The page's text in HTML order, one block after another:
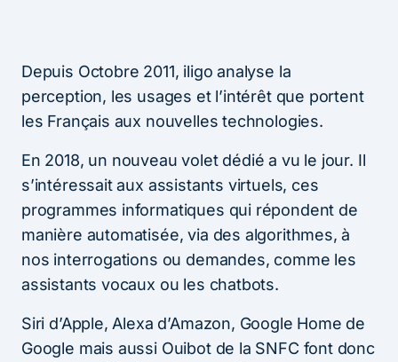
Depuis Octobre 2011, iligo analyse la
perception, les usages et l’intérêt que portent
les Français aux nouvelles technologies.
En 2018, un nouveau volet dédié a vu le jour. Il
s’intéressait aux assistants virtuels, ces
programmes informatiques qui répondent de
manière automatisée, via des algorithmes, à
nos interrogations ou demandes, comme les
assistants vocaux ou les chatbots.
Siri d’Apple, Alexa d’Amazon, Google Home de
Google mais aussi Ouibot de la SNFC font donc